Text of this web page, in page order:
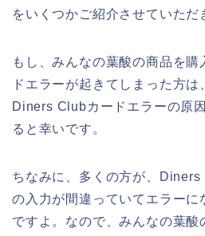
をいくつかご紹介させていただ
もし、みんなの葉酸の商品を
ドエラーが起きてしまった方は
Diners Clubカードエラーの原
ると幸いです。
ちなみに、多くの方が、
の入力が間違っていてエラーに
ですよ。なので、みんなの葉酸